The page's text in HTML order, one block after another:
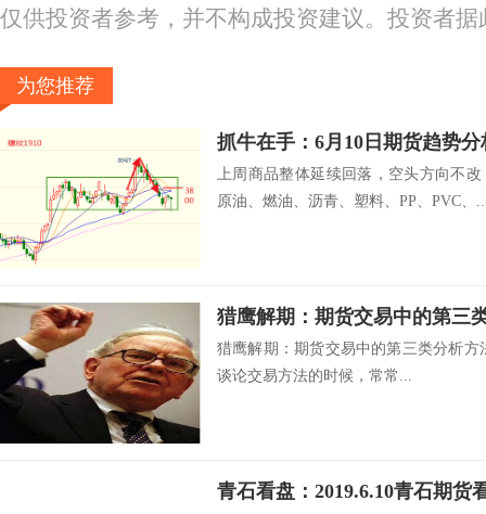
仅供投资者参考，并不构成投资建议。投资者
为您推荐
抓牛在手：6月10日期货趋势分
上周商品整体延续回落，空头方向不
原油、燃油、沥青、塑料、PP、PVC、
猎鹰解期：期货交易中的第三
猎鹰解期：期货交易中的第三类分析
谈论交易方法的时候，常常...
青石看盘：2019.6.10青石期货